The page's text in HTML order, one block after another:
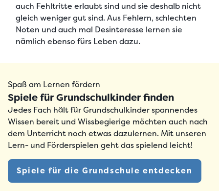
auch Fehltritte erlaubtsind und sie deshalb nicht
gleich weniger gut sind. Aus Fehlern, schlechten
Noten und auch mal Desinteresse lernen sie
nämlich ebenso fürs Leben dazu.
Spaß am Lernen fördern
Spiele für Grundschulkinder finden
Jedes Fach hält für Grundschulkinder spannendes
Wissen bereit und Wissbegierige möchten auch nach
dem Unterricht noch etwas dazulernen. Mit unseren
Lern- und Förderspielen geht das spielend leicht!
Spiele für die Grundschule entdecken